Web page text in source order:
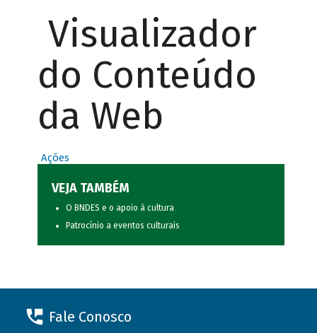
Visualizador
do Conteúdo
da Web
Ações
VEJA TAMBÉM
O BNDES e o apoio à cultura
Patrocínio a eventos culturais
Fale Conosco